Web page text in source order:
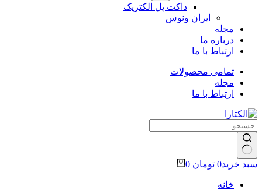
داکت پل الکتریک
ایران ونوس
مجله
درباره ما
ارتباط با ما
تمامی محصولات
مجله
ارتباط با ما
سبد خرید0 تومان 0
خانه